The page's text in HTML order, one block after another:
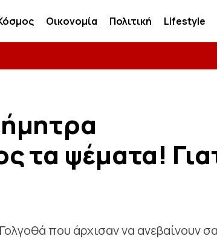
Οικονομία Πολιτική Lifestyle
τα ψέματα!
που άρχισαν να ανεβαίνουν